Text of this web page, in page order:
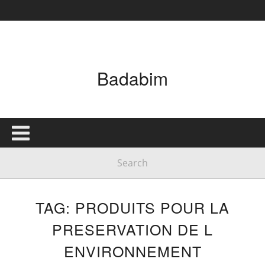
Badabim
TAG: PRODUITS POUR LA
PRESERVATION DE L
ENVIRONNEMENT